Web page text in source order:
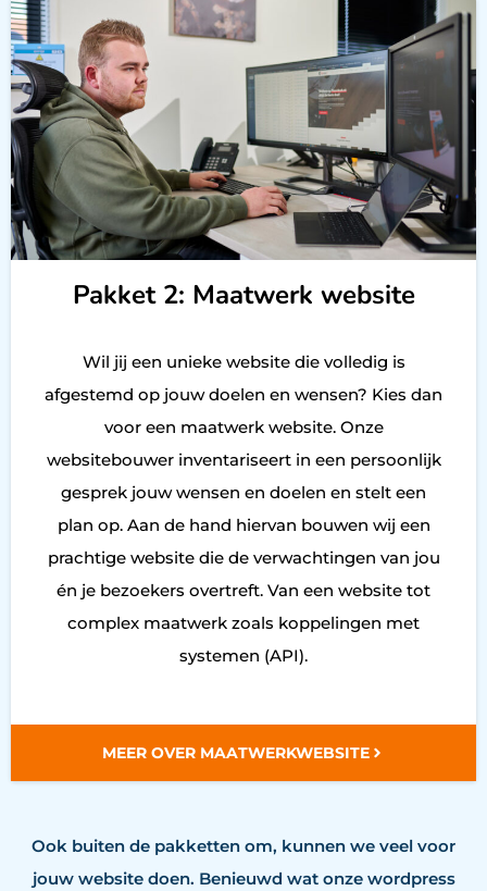
Pakket 2: Maatwerk website
Wil jij een unieke website die volledig is
afgestemd op jouw doelen en wensen? Kies dan
voor een maatwerk website. Onze
websitebouwer inventariseert in een persoonlijk
gesprek jouw wensen en doelen en stelt een
plan op. Aan de hand hiervan bouwen wij een
prachtige website die de verwachtingen van jou
én je bezoekers overtreft. Van een website tot
complex maatwerk zoals koppelingen met
systemen (API).
MEER OVER MAATWERKWEBSITE
Ook buiten de pakketten om, kunnen we veel voor
jouw website doen. Benieuwd wat onze wordpress